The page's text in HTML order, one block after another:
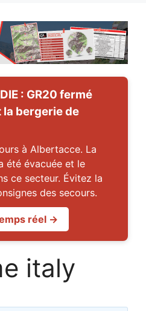
: GR20 fermé
bergerie de
à Albertacce. La
été évacuée et le
ce secteur. Évitez la
des secours.
réel →
italy